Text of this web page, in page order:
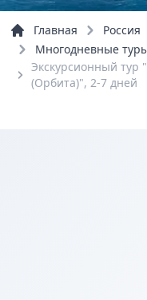
Главная Россия
Многодневные
Экскурсионный
(Орбита)", 2-7 дней